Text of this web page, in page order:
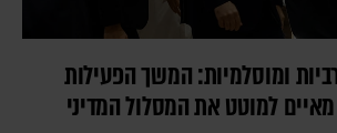
ומוסלמיות: המשך הפעילות
למוטט את המסלול המדיני